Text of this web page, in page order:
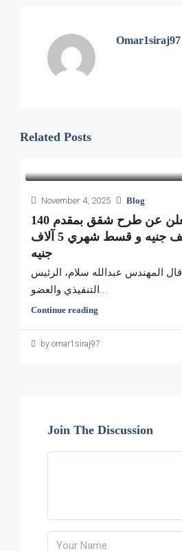
Omar1siraj97
Related Posts
November 4, 2025 Blog
نعلن عن طرح شقق بمقدم 140
الف جنيه و قسط شهري 5 آلاف
جنيه
قال المهندس عبدالله سلام، الرئيس
التنفيذي والعضو...
Continue reading
by omar1siraj97
Join The Discussion